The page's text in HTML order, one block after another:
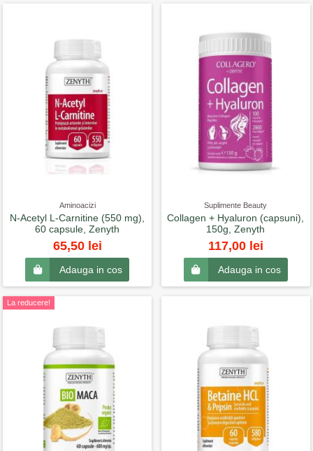
Aminoacizi
N-Acetyl L-Carnitine (550 mg),
60 capsule, Zenyth
65,50 lei
Adauga in cos
Suplimente Beauty
Collagen + Hyaluron (capsuni),
150g, Zenyth
117,00 lei
Adauga in cos
La reducere!